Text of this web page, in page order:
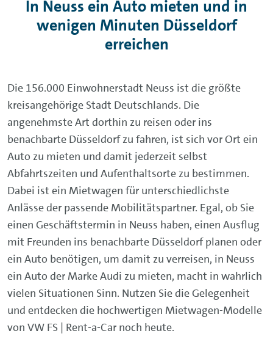
In Neuss ein Auto mieten und in
wenigen Minuten Düsseldorf
erreichen
Die 156.000 Einwohnerstadt Neuss ist die größte
kreisangehörige Stadt Deutschlands. Die
angenehmste Art dorthin zu reisen oder ins
benachbarte Düsseldorf zu fahren, ist sich vor Ort ein
Auto zu mieten und damit jederzeit selbst
Abfahrtszeiten und Aufenthaltsorte zu bestimmen.
Dabei ist ein Mietwagen für unterschiedlichste
Anlässe der passende Mobilitätspartner. Egal, ob Sie
einen Geschäftstermin in Neuss haben, einen Ausflug
mit Freunden ins benachbarte Düsseldorf planen oder
ein Auto benötigen, um damit zu verreisen, in Neuss
ein Auto der Marke Audi zu mieten, macht in wahrlich
vielen Situationen Sinn. Nutzen Sie die Gelegenheit
und entdecken die hochwertigen Mietwagen-Modelle
von VW FS | Rent-a-Car noch heute.